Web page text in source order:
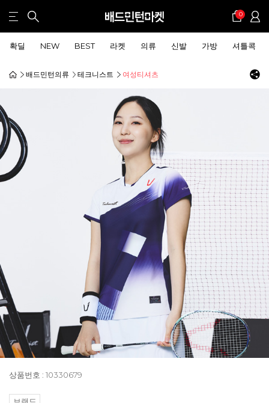
0
확딜 NEW BEST 라켓 의류 신발 가방 셔틀콕
배드민턴의류 테크니스트 여성티셔츠
상품번호 : 10330679